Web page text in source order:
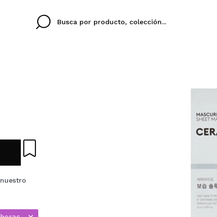
No tengo cuenta
Al crear una cuenta
rápidamente, revisar
IDIOMA ENGLISH
Ines